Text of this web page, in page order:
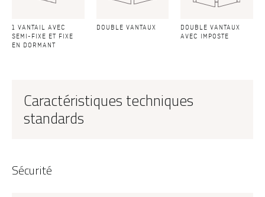
1 VANTAIL AVEC
SEMI-FIXE ET FIXE
EN DORMANT
DOUBLE VANTAUX
DOUBLE VANTAUX
AVEC IMPOSTE
Caractéristiques techniques
standards
Sécurité